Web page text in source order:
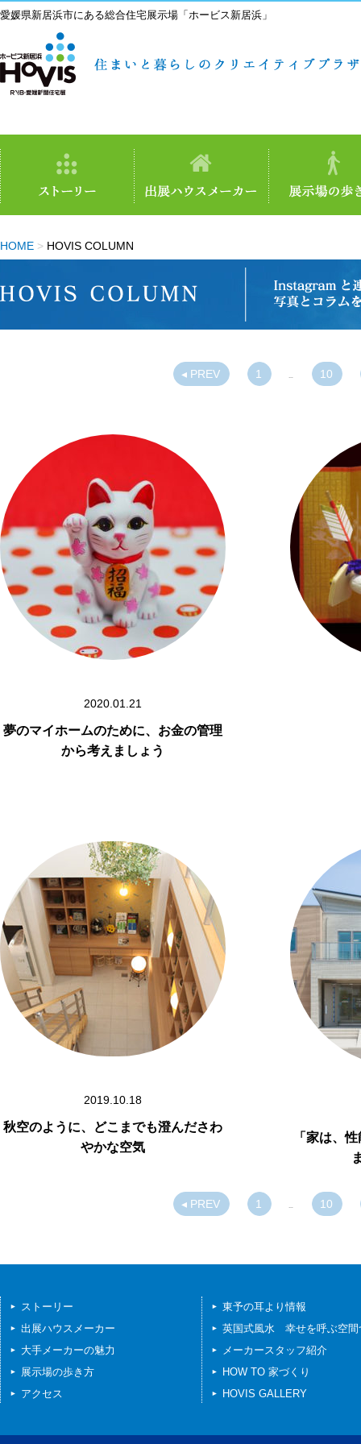
愛媛県新居浜市にある総合住宅展示場「ホービス新居浜」
HOME > HOVIS COLUMN
◂ PREV 1 10
2020.01.21
夢のマイホームのために、お金の管理
から考えましょう
2019.10.18
秋空のように、どこまでも澄んださわ
やかな空気
「家は、
◂ PREV 1 10
ストーリー
出展ハウスメーカー
大手メーカーの魅力
展示場の歩き方
アクセス
東予の耳より情報
英国式風水 幸せを呼ぶ空間
メーカースタッフ紹介
HOW TO 家づくり
HOVIS GALLERY